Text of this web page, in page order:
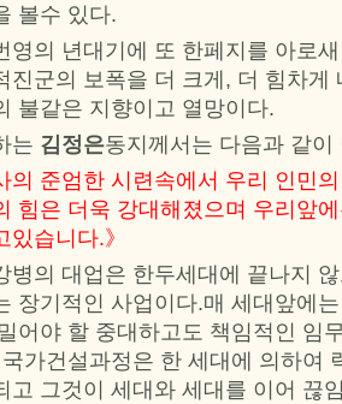
볼수 있다.
영의 년대기에 또 한페지를 아로
진군의 보폭을 더 크게, 더 힘차게
불같은 지향이고 열망이다.
는 김정은동지께서는 다음과 같이
의 준엄한 시련속에서 우리 인민
힘은 더욱 강대해졌으며 우리앞
있습니다.》
병의 대업은 한두세대에 끝나지
장기적인 사업이다.매 세대앞에
어야 할 중대하고도 책임적인 임
가건설과정은 한 세대에 의하여
고 그것이 세대와 세대를 이어 끊